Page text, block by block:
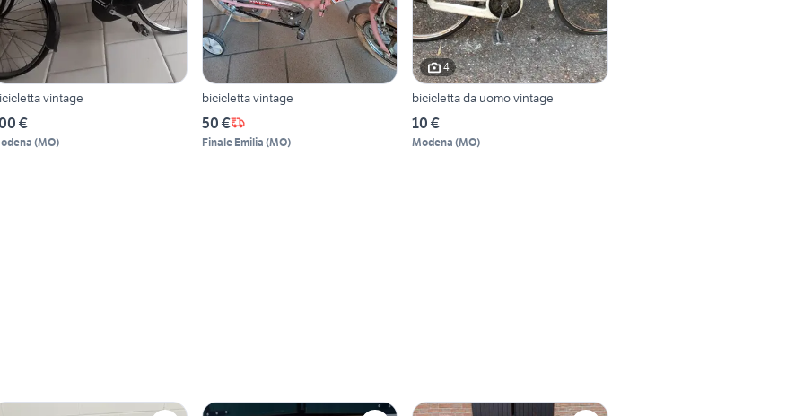
vintage
€
(MO)
bicicletta vintage
50 €
Finale Emilia (MO)
4
bicicletta da uomo vintage
10 €
Modena (MO)